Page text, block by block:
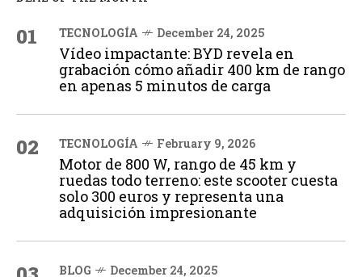
01 TECNOLOGÍA December 24, 2025
Vídeo impactante: BYD revela en
grabación cómo añadir 400 km de rango
en apenas 5 minutos de carga
02 TECNOLOGÍA February 9, 2026
Motor de 800 W, rango de 45 km y
ruedas todo terreno: este scooter cuesta
solo 300 euros y representa una
adquisición impresionante
BLOG December 24, 2025